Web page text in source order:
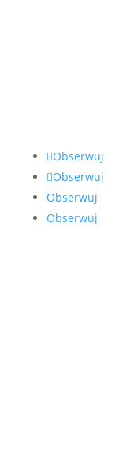
Obserwuj
Obserwuj
Obserwuj
Obserwuj